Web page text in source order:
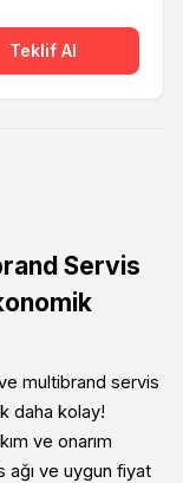
Teklif Al
Servis
multibrand servis
daha kolay!
ve onarım
ağı ve uygun fiyat